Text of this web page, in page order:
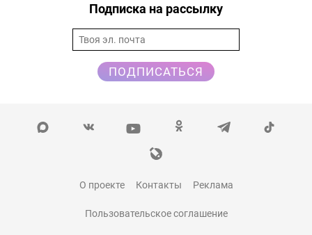
Подписка на рассылку
ПОДПИСАТЬСЯ
О проекте Контакты Реклама
Пользовательское соглашение